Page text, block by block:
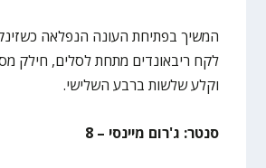
המשיך בפתיחת העונה הנפלאה
לקח ריבאונדים מתחת לסלים, חילק
וקלע שלשות ברבע השלישי.
סנטר: ג'רום מיינסי – 8